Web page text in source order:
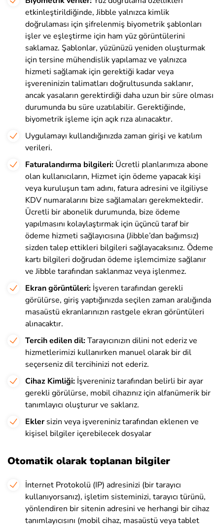
etkinleştirildiğinde, Jibble yalnızca kimlik
doğrulaması için şifrelenmiş biyometrik şablonları
işler ve eşleştirme için ham yüz görüntülerini
saklamaz. Şablonlar, yüzünüzü yeniden oluşturmak
için tersine mühendislik yapılamaz ve yalnızca
hizmeti sağlamak için gerektiği kadar veya
işvereninizin talimatları doğrultusunda saklanır,
ancak yasaların gerektirdiği daha uzun bir süre olması
durumunda bu süre uzatılabilir. Gerektiğinde,
biyometrik işleme için açık rıza alınacaktır.
Uygulamayı kullandığınızda zaman girişi ve katılım
verileri.
Faturalandırma bilgileri: Ücretli planlarımıza abone
olan kullanıcıların, Hizmet için ödeme yapacak kişi
veya kuruluşun tam adını, fatura adresini ve ilgiliyse
KDV numaralarını bize sağlamaları gerekmektedir.
Ücretli bir abonelik durumunda, bize ödeme
yapılmasını kolaylaştırmak için üçüncü taraf bir
ödeme hizmeti sağlayıcısına (Jibble’dan bağımsız)
sizden talep ettikleri bilgileri sağlayacaksınız. Ödeme
kartı bilgileri doğrudan ödeme işlemcimize sağlanır
ve Jibble tarafından saklanmaz veya işlenmez.
Ekran görüntüleri: İşveren tarafından gerekli
görülürse, giriş yaptığınızda seçilen zaman aralığında
masaüstü ekranlarınızın rastgele ekran görüntüleri
alınacaktır.
Tercih edilen dil:Tarayıcınızın dilini not ederiz ve
hizmetlerimizi kullanırken manuel olarak bir dil
seçerseniz dil tercihinizi not ederiz.
Cihaz Kimliği: İşvereniniz tarafından belirli bir ayar
gerekli görülürse, mobil cihazınız için alfanümerik bir
tanımlayıcı oluşturur ve saklarız.
Eklersizin veya işvereniniz tarafından eklenen ve
kişisel bilgiler içerebilecek dosyalar
Otomatik olarak toplanan bilgiler
İnternet Protokolü (IP) adresinizi (bir tarayıcı
kullanıyorsanız), işletim sisteminizi, tarayıcı türünü,
yönlendiren bir sitenin adresini ve herhangi bir cihaz
tanımlayıcısını (mobil cihaz, masaüstü veya tablet